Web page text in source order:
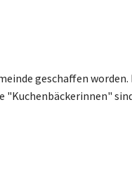
geschaffen
"Kuchenbäckerinnen"